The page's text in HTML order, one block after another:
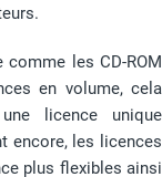
les CD-ROM
en volume, cela
licence unique
encore, les licences
plus flexibles ainsi